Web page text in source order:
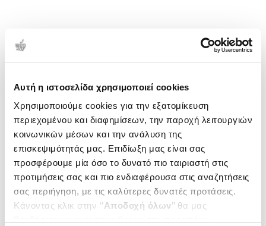
Αυτή η ιστοσελίδα χρησιμοποιεί cookies
Χρησιμοποιούμε cookies για την εξατομίκευση
περιεχομένου και διαφημίσεων, την παροχή λειτουργιών
κοινωνικών μέσων και την ανάλυση της
επισκεψιμότητάς μας. Επιδίωξη μας είναι σας
προσφέρουμε μία όσο το δυνατό πιο ταιριαστή στις
προτιμήσεις σας και πιο ενδιαφέρουσα στις αναζητήσεις
σας περιήγηση, με τις καλύτερες δυνατές προτάσεις.
Κάνοντας κλικ στην ‘’Αποδοχή όλων’’ θα μας